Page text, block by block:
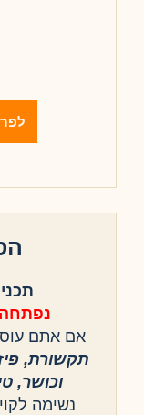
נפתחה
אם אתם
תקשורת,
וכושר,
נשימה